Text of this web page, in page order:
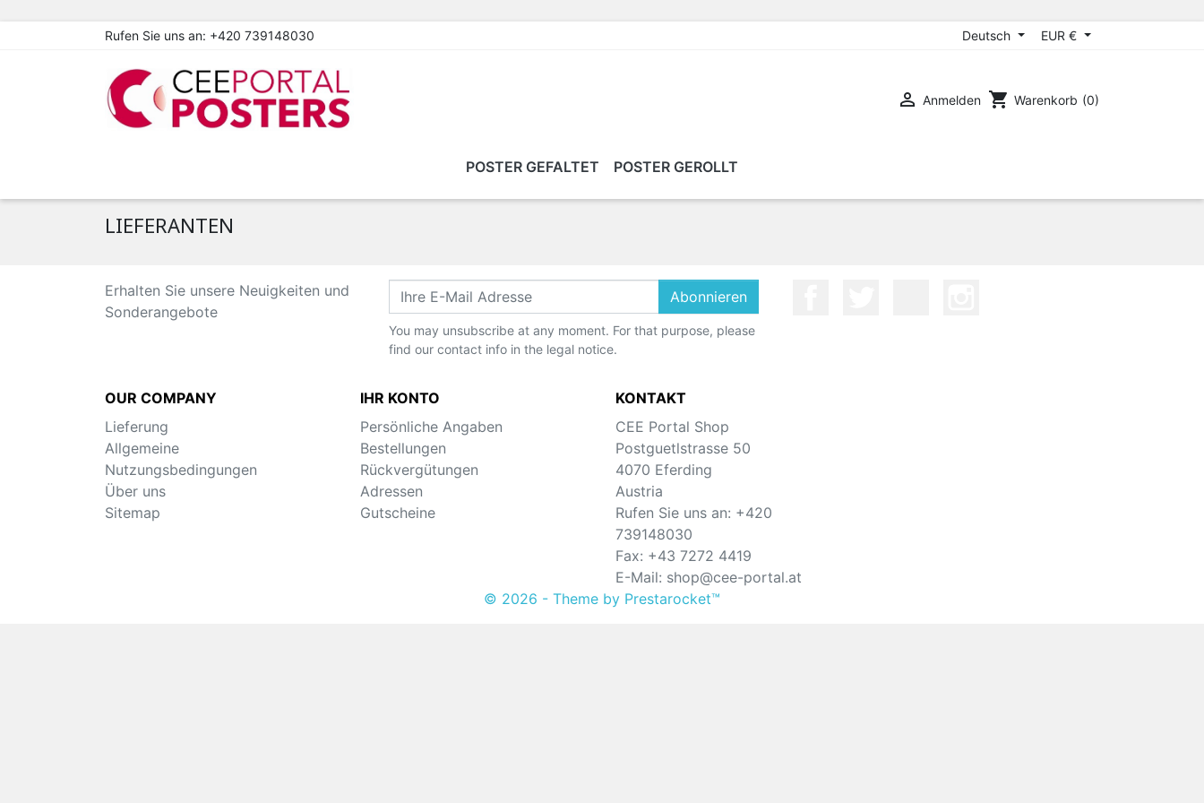
Rufen Sie uns an: +420 739148030 Deutsch EUR €
 Anmelden shopping_cart Warenkorb (0)
POSTER GEFALTET POSTER GEROLLT
LIEFERANTEN
Erhalten Sie unsere Neuigkeiten und
Sonderangebote
Abonnieren
You may unsubscribe at any moment. For that purpose, please
find our contact info in the legal notice.
OUR COMPANY
Lieferung
Allgemeine
Nutzungsbedingungen
Über uns
Sitemap
IHR KONTO
Persönliche Angaben
Bestellungen
Rückvergütungen
Adressen
Gutscheine
KONTAKT
CEE Portal Shop
Postguetlstrasse 50
4070 Eferding
Austria
Rufen Sie uns an: +420
739148030
Fax: +43 7272 4419
E-Mail: shop@cee-portal.at
© 2026 - Theme by Prestarocket™